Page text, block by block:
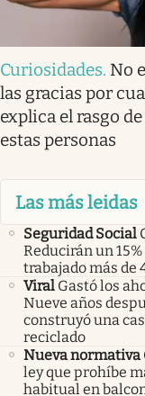
Curiosidades. No
las gracias por
explica el rasgo
estas personas
Las más leidas
Seguridad Social
Reducirán un
trabajado más de
Viral Gastó los
Nueve años
construyó una
reciclado
Nueva normativa
ley que prohíbe
habitual en